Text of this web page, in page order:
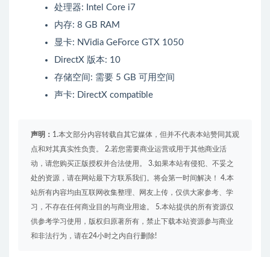
处理器: Intel Core i7
内存: 8 GB RAM
显卡: NVidia GeForce GTX 1050
DirectX 版本: 10
存储空间: 需要 5 GB 可用空间
声卡: DirectX compatible
声明： 1.本文部分内容转载自其它媒体，但并不代表本站赞同其观
点和对其真实性负责。 2.若您需要商业运营或用于其他商业活
动，请您购买正版授权并合法使用。 3.如果本站有侵犯、不妥之
处的资源，请在网站最下方联系我们。将会第一时间解决！ 4.本
站所有内容均由互联网收集整理、网友上传，仅供大家参考、学
习，不存在任何商业目的与商业用途。 5.本站提供的所有资源仅
供参考学习使用，版权归原著所有，禁止下载本站资源参与商业
和非法行为，请在24小时之内自行删除!